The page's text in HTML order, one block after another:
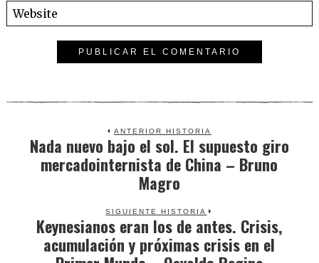
ANTERIOR HISTORIA
Previous
post:
Nada nuevo bajo el sol. El supuesto giro
mercadointernista de China – Bruno
Magro
SIGUIENTE HISTORIA
Next
post:
Keynesianos eran los de antes. Crisis,
acumulación y próximas crisis en el